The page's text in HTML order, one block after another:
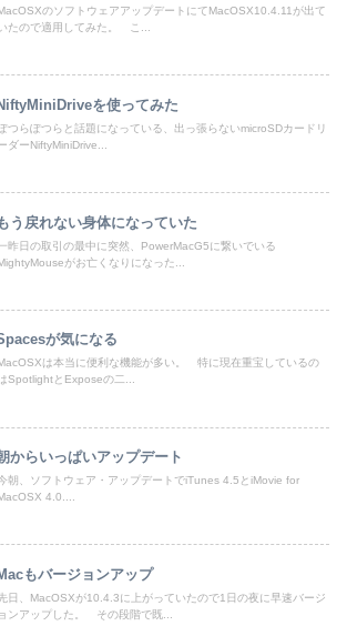
のソフトウェアアップデートにてMacOSX10.4.11が出て
たので適用してみた。 こ...
を使ってみた
つらぽつらと話題になっている、出っ張らないmicroSDカードリ
ダーNiftyMiniDrive...
う戻れない身体になっていた
昨日の取引の最中に突然、PowerMacG5に繋いでいる
がお亡くなりになった...
が気になる
は本当に便利な機能が多い。 特に現在重宝しているの
SpotlightとExposeの二...
からいっぱいアップデート
朝、ソフトウェア・アップデートでiTunes 4.5とiMovie for
4.0....
もバージョンアップ
日、MacOSXが10.4.3に上がっていたので1日の夜に早速バージ
ョンアップした。 その段階で既...